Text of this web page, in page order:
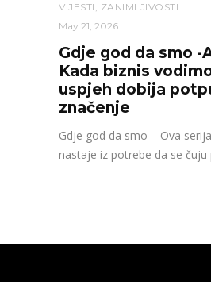
VIJESTI
ZANIMLJIVOSTI
May 21, 2026
Gdje god da smo -
Kada biznis
uspjeh dobija
značenje
Gdje god da smo – Ova
nastaje iz potrebe da se